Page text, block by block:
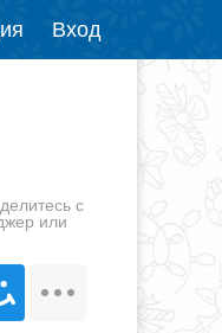
Вход
с
или